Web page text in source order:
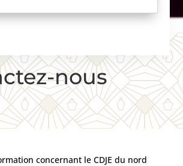
nous
concernant le CDJE du nord